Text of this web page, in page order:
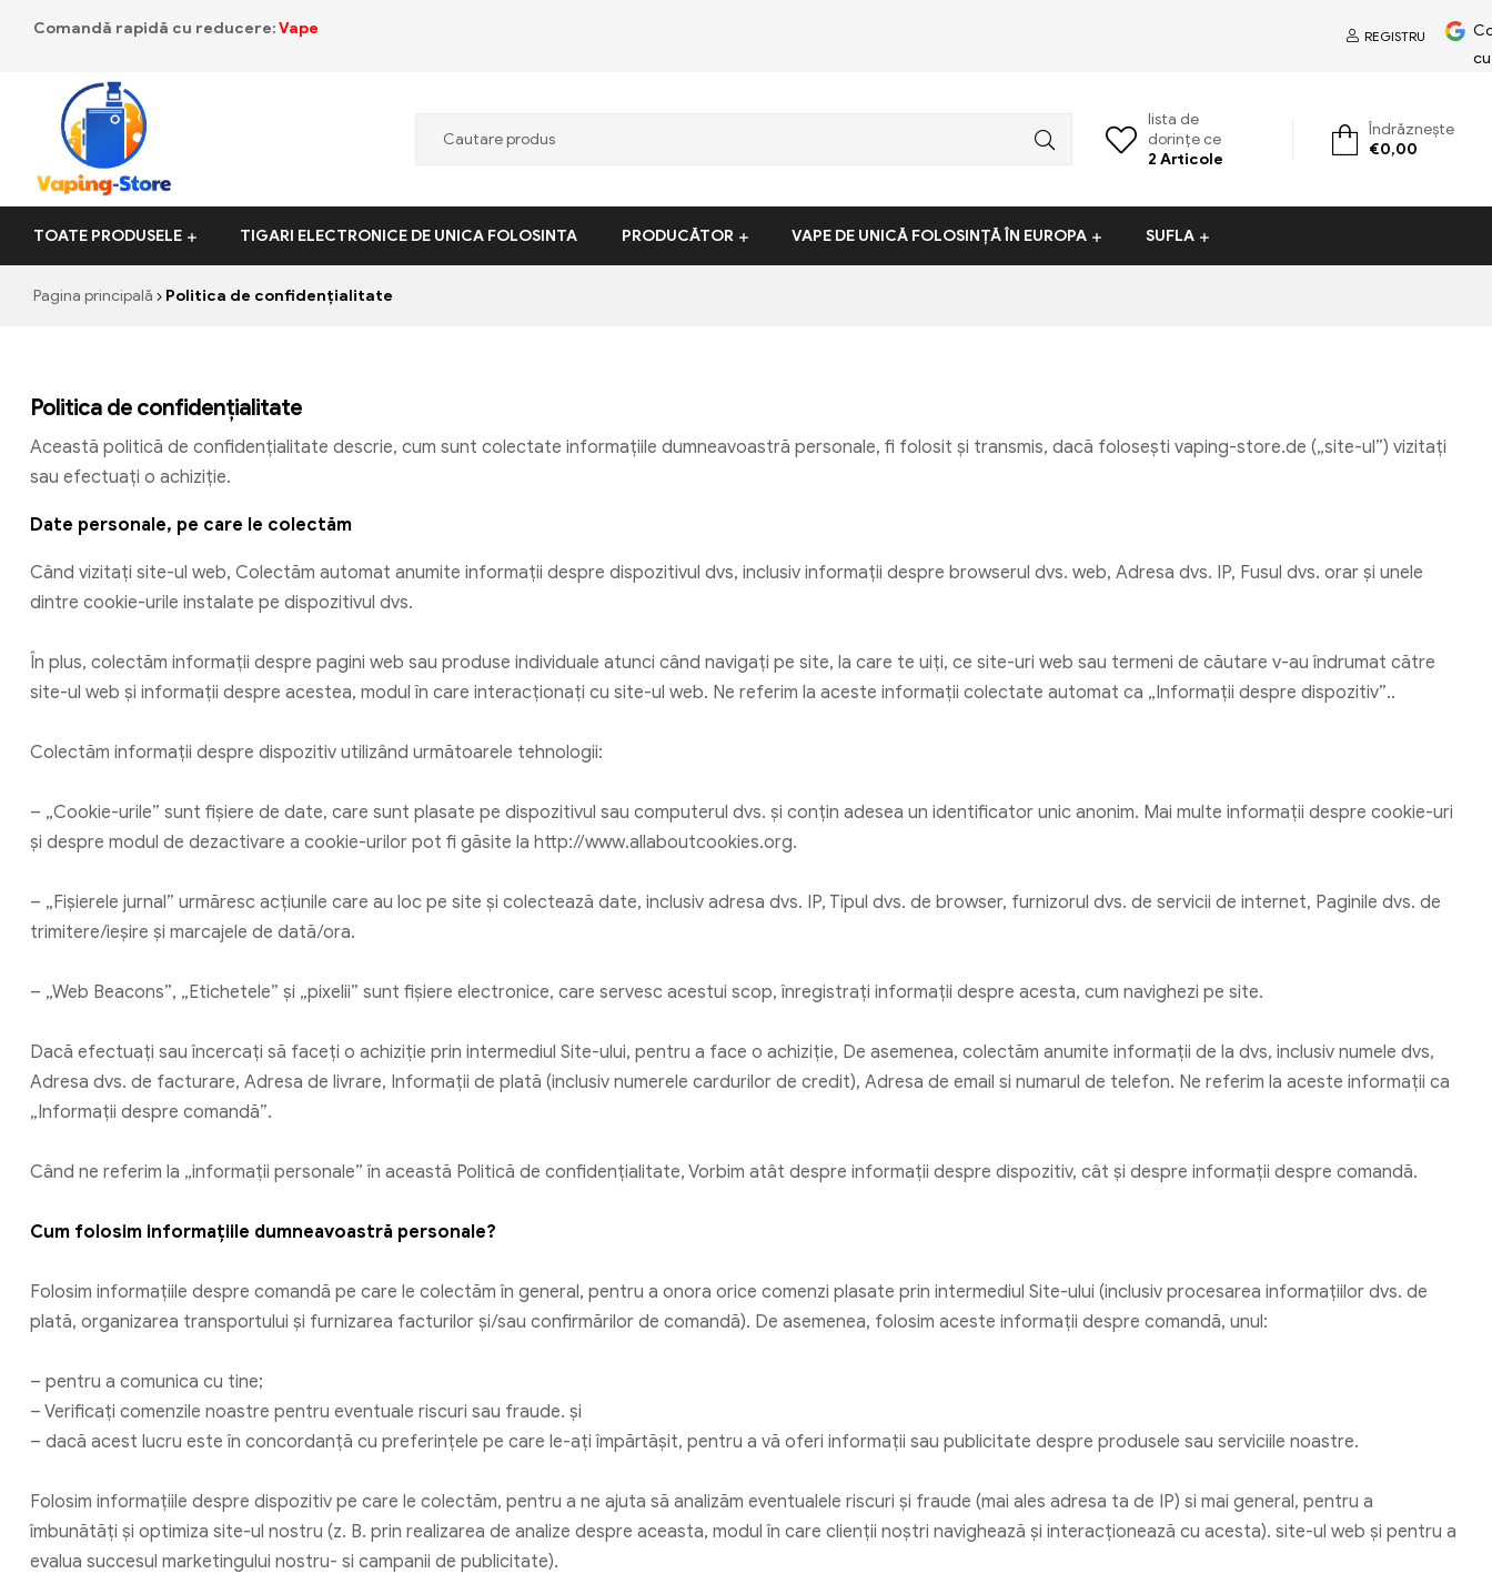
Comandă rapidă cu reducere:Vape REGISTRU
Vaping-
Store.de
lista de
dorințe ce
2 Articole
Îndrăznește
€0,00
TOATE PRODUSELE TIGARI ELECTRONICE DE UNICA FOLOSINTA PRODUCĂTOR VAPE DE UNICĂ FOLOSINȚĂ ÎN EUROPA SUFLA
Pagina principală Politica de confidențialitate
Politica de confidențialitate
Această politică de confidențialitate descrie, cum sunt colectate informațiile dumneavoastră personale, fi folosit și transmis, dacă folosești vaping-store.de („site-ul”) vizitați
sau efectuați o achiziție.
Date personale, pe care le colectăm
Când vizitați site-ul web, Colectăm automat anumite informații despre dispozitivul dvs, inclusiv informații despre browserul dvs. web, Adresa dvs. IP, Fusul dvs. orar și unele
dintre cookie-urile instalate pe dispozitivul dvs.
În plus, colectăm informații despre pagini web sau produse individuale atunci când navigați pe site, la care te uiți, ce site-uri web sau termeni de căutare v-au îndrumat către
site-ul web și informații despre acestea, modul în care interacționați cu site-ul web. Ne referim la aceste informații colectate automat ca „Informații despre dispozitiv”..
Colectăm informații despre dispozitiv utilizând următoarele tehnologii:
– „Cookie-urile” sunt fișiere de date, care sunt plasate pe dispozitivul sau computerul dvs. și conțin adesea un identificator unic anonim. Mai multe informații despre cookie-uri
și despre modul de dezactivare a cookie-urilor pot fi găsite la http://www.allaboutcookies.org.
– „Fișierele jurnal” urmăresc acțiunile care au loc pe site și colectează date, inclusiv adresa dvs. IP, Tipul dvs. de browser, furnizorul dvs. de servicii de internet, Paginile dvs. de
trimitere/ieșire și marcajele de dată/ora.
– „Web Beacons”, „Etichetele” și „pixelii” sunt fișiere electronice, care servesc acestui scop, înregistrați informații despre acesta, cum navighezi pe site.
Dacă efectuați sau încercați să faceți o achiziție prin intermediul Site-ului, pentru a face o achiziție, De asemenea, colectăm anumite informații de la dvs, inclusiv numele dvs,
Adresa dvs. de facturare, Adresa de livrare, Informații de plată (inclusiv numerele cardurilor de credit), Adresa de email si numarul de telefon. Ne referim la aceste informații ca
„Informații despre comandă”.
Când ne referim la „informații personale” în această Politică de confidențialitate, Vorbim atât despre informații despre dispozitiv, cât și despre informații despre comandă.
Cum folosim informațiile dumneavoastră personale?
Folosim informațiile despre comandă pe care le colectăm în general, pentru a onora orice comenzi plasate prin intermediul Site-ului (inclusiv procesarea informațiilor dvs. de
plată, organizarea transportului și furnizarea facturilor și/sau confirmărilor de comandă). De asemenea, folosim aceste informații despre comandă, unul:
– pentru a comunica cu tine;
– Verificați comenzile noastre pentru eventuale riscuri sau fraude. şi
– dacă acest lucru este în concordanță cu preferințele pe care le-ați împărtășit, pentru a vă oferi informații sau publicitate despre produsele sau serviciile noastre.
Folosim informațiile despre dispozitiv pe care le colectăm, pentru a ne ajuta să analizăm eventualele riscuri și fraude (mai ales adresa ta de IP) si mai general, pentru a
îmbunătăți și optimiza site-ul nostru (z. B. prin realizarea de analize despre aceasta, modul în care clienții noștri navighează și interacționează cu acesta). site-ul web și pentru a
evalua succesul marketingului nostru- si campanii de publicitate).